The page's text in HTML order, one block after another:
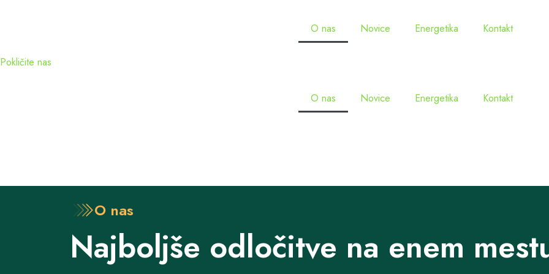
O nas Novice Energetika Kontakt
Pokličite nas
O nas Novice Energetika Kontakt
O nas
Najboljše odločitve na enem